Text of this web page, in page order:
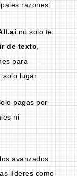
razones:
no solo te
de texto
para
lugar.
pagas por
ni
avanzados
líderes como